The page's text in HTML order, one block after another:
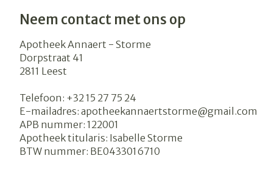
Neem contact met ons op
Apotheek Annaert - Storme
Dorpstraat 41
2811 Leest
Telefoon: +32 15 27 75 24
E-mailadres: apotheekannaertstorme@gmail.com
APB nummer: 122001
Apotheek titularis: Isabelle Storme
BTW nummer: BE0433016710